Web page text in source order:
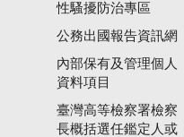
性騷擾防治專區
公務出國報告資訊網
內部保有及管理個人
資料項目
臺灣高等檢察署檢察
長概括選任鑑定人或